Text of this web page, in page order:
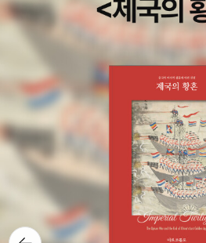
지 않았다. 나는 학교 다니는 내내 이런
가 없었다. 때론 내가 이 학교를 온 이유
고, 남편앞에선 듣기 좋으라고 그런 얘
해 보면,나는 내 친구를 만나기 위해서
곤 했었다. 만일 여성이 성을 새롭게 정
는 매력을 긍정한다면, 신화가 더는 상
우 다른 여성의 아름다움은 위협이나 모
를 보낼 대상이다. 여성이 다른 여성에
험 없이, 쓸데없는 데 충성한다고 비난
할 수 있을 것이다. 우리가 공유할 수 있
기 위해 차려입고, "다른 여성을 위해"
만들어낸다는 사실은 변함 없다. 디즈니
10분 안쪽의 짧은 만화도 재미있어서
지 삼형제>였나? 이걸 애들 보여주기
마리가 늑대들에게 붙잡힌 상태에서 한
하려고 자극하면서 하는 얘기가 '여자
줄 거에서 뺐다. 이런 갑툭튀 여성혐오
는 그런 게 없을텐데 <주토피아> 나 <씽
이건 아직 둘째에겐 너무 길다. 알베르
> 중 '잠자는 숲속의 미녀' 편에서 우리
을 재미있게 지적했다. 공주의 잠. 그것
되는 것일까? 미동 없이 조용히 눈을 감
다. 4월에는 좀더 읽을 수 있길 바라며.
두 건강하세요~^^
졌는데도, 그런데도 다정하고 우아한 언
하는 유시민을 보고 울고, 친구가 보내준
니다. 고맙습니다’ 플랜카드를 보고 울
서 울었으면, 이미 충분히 울었다고 생
그만 일어나자, 고 반복해서 말했다. 슬
이상 나를 붙잡지 않도록 하겠다고 스스
도를 들어주시지 않는다고 불평한 적이
는 아직 이뤄지지 않은 하나님의 약속에
그래도 다시 또 힘을 내고, 일어서고, 그
다. 새로운 삶을, 새로운 기도를 시작하
고, 아이가 좋아하지 않지만 먹어야만 하
뒤로가